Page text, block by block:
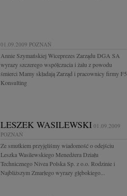
01.09.2009 POZNAŃ
Annie Szymańskiej Wiceprezes Zarządu DGA SA
wyrazy szczerego współczucia i żalu z powodu
śmierci Mamy składają Zarząd i pracownicy firmy F5
Konsulting
LESZEK WASILEWSKI 01.09.2009
POZNAŃ
Ze smutkiem przyjęliśmy wiadomość o odejściu
Leszka Wasilewskiego Menedżera Działu
Technicznego Nivea Polska Sp. z o.o. Rodzinie i
Najbliższym Zmarłego wyrazy głębokiego...